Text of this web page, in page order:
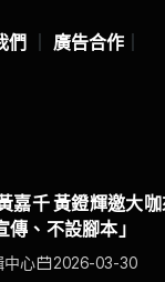
們 廣告合作
嘉千 黃鐙輝邀大
傳、不設腳本」
中心 2026-03-30